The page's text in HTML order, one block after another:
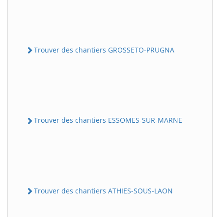
Trouver des chantiers GROSSETO-PRUGNA
Trouver des chantiers ESSOMES-SUR-MARNE
Trouver des chantiers ATHIES-SOUS-LAON